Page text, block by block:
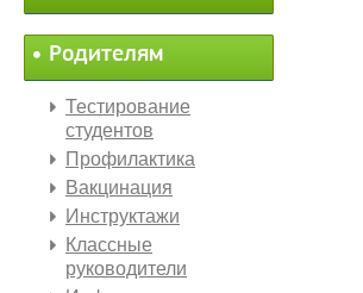
Родителям
Тестирование
студентов
Профилактика
Вакцинация
Инструктажи
Классные
руководители